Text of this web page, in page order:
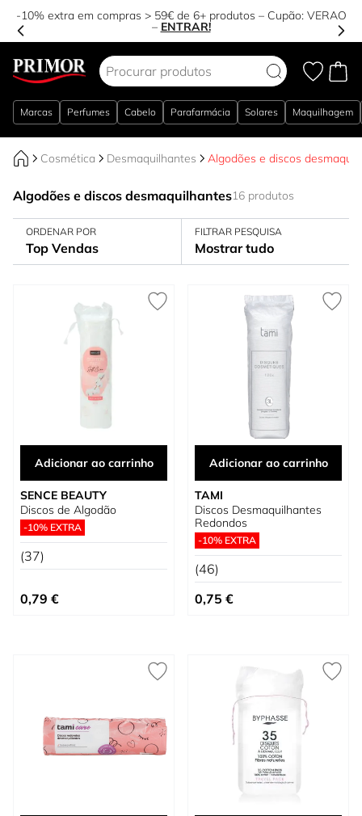
-10% extra em compras > 59€ de 6+ produtos – Cupão: VERAO
– ENTRAR!
Marcas Perfumes Cabelo Parafarmácia Solares Maquilhagem
Cosmética Desmaquilhantes Algodões e discos
Algodões e discos desmaquilhantes16 produtos
ORDENAR POR
Top Vendas
FILTRAR PESQUISA
Mostrar tudo
Adicionar ao carrinho
SENCE BEAUTY
Discos de Algodão
-10% EXTRA
(37)
0,79 €
Adicionar ao carrinho
TAMI
Discos Desmaquilhantes
Redondos
-10% EXTRA
(46)
0,75 €